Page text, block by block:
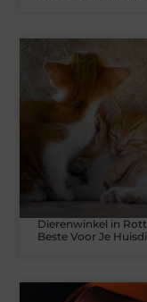
Dierenwinkel in
Beste Voor Je